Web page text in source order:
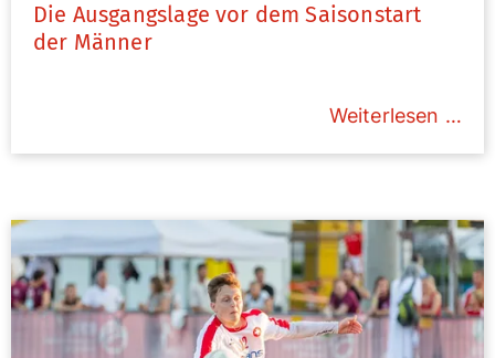
Die Ausgangslage vor dem Saisonstart
der Männer
Weiterlesen …